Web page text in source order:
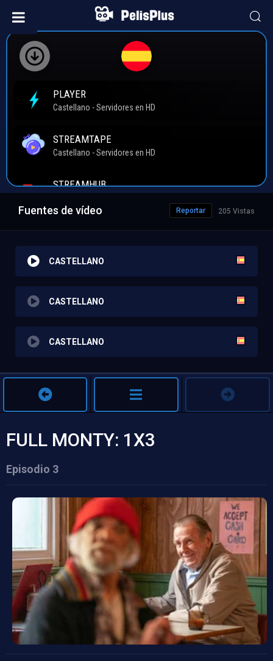
Fuentes de vídeo 205 Vistas
Reportar
CASTELLANO
CASTELLANO
CASTELLANO
FULL MONTY: 1X3
Episodio 3